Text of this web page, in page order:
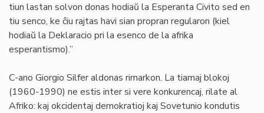
tiun lastan solvon donas hodiaŭ la Esperanta Civito sed en
tiu senco, ke ĉiu rajtas havi sian propran regularon (kiel
hodiaŭ la Deklaracio pri la esenco de la afrika
esperantismo).”
C-ano Giorgio Silfer aldonas rimarkon. La tiamaj blokoj
(1960-1990) ne estis inter si vere konkurencaj, rilate al
Afriko: kaj okcidentaj demokratioj kaj Sovetunio kondutis